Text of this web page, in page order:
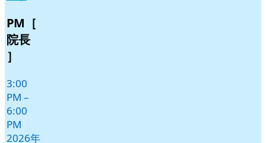
PM［
院長
］
3:00
PM –
6:00
PM
2026年